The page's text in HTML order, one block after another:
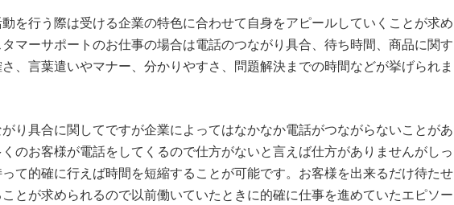
を行う際は受ける企業の特色に合わせて自身をアピールしていくことが求め
マーサポートのお仕事の場合は電話のつながり具合、待ち時間、商品に関す
、言葉遣いやマナー、分かりやすさ、問題解決までの時間などが挙げられま
がり具合に関してですが企業によってはなかなか電話がつながらないことがあ
のお客様が電話をしてくるので仕方がないと言えば仕方がありませんがしっ
て的確に行えば時間を短縮することが可能です。お客様を出来るだけ待たせ
とが求められるので以前働いていたときに的確に仕事を進めていたエピソー